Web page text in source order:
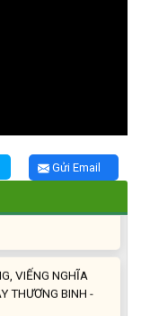
Gửi Email
CÔNG TÁC HỘI 6
HỘI SAU SÁP
VIẾNG NGHĨA
THƯƠNG BINH -